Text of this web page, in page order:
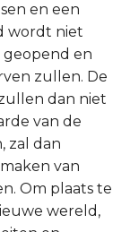
en een
wordt niet
geopend en
zullen. De
dan niet
van de
zal dan
van
Om plaats te
wereld,